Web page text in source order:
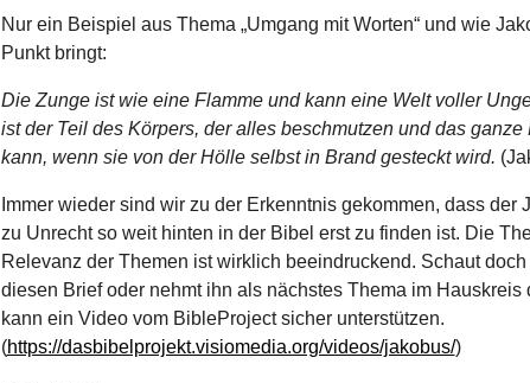
Nur ein Beispiel aus Thema „Umgang mit Worten“ und wie
Punkt bringt:
Die Zunge ist wie eine Flamme und kann eine Welt voller
ist der Teil des Körpers, der alles beschmutzen und das ganze
kann, wenn sie von der Hölle selbst in Brand gesteckt wird.
Immer wieder sind wir zu der Erkenntnis gekommen, dass der
zu Unrecht so weit hinten in der Bibel erst zu finden ist. Die
Relevanz der Themen ist wirklich beeindruckend. Schaut
diesen Brief oder nehmt ihn als nächstes Thema im Hauskreis
kann ein Video vom BibleProject sicher unterstützen.
(https://dasbibelprojekt.visiomedia.org/videos/jakobus/)